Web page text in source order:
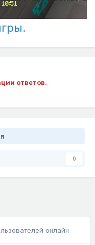
ответов.
0
онлайн